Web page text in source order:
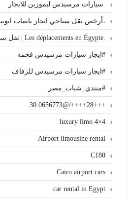
سيارات مرسيدس ليموزين للايجار
،أرخص نقل سياحي ايجار باصات
.Les déplacements en Égypte | نقل سياحي
#ايجار سيارات مرسيدس فخمه
#ايجار سيارات مرسيدس للزفاف
#منتدي_شباب_مصر
+++28++++/@30.0656773
4×4 luxury limo
Airport limousine rental
C180
Cairo airport cars
car rental in Egypt